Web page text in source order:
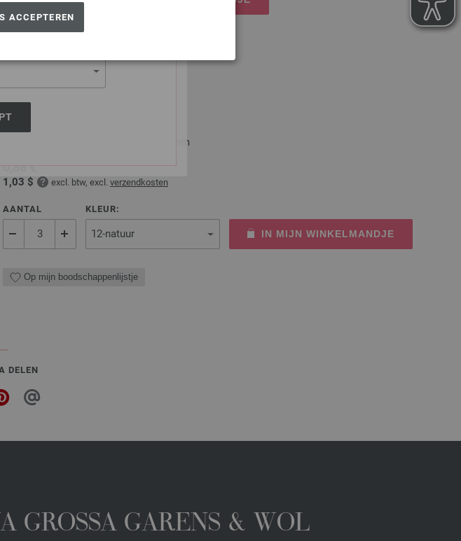
of America
ACCEPTEREN
UNION KNOPF 37604/23mm
Knop 2-gaats, parelmoer, formaat 23mm
0,88 €
1,03 $ excl. btw, excl. verzendkosten
AANTAL KLEUR:
IN MIJN WINKELMANDJE
Op mijn boodschappenlijstje
DELEN
GROSSA GARENS & WOL